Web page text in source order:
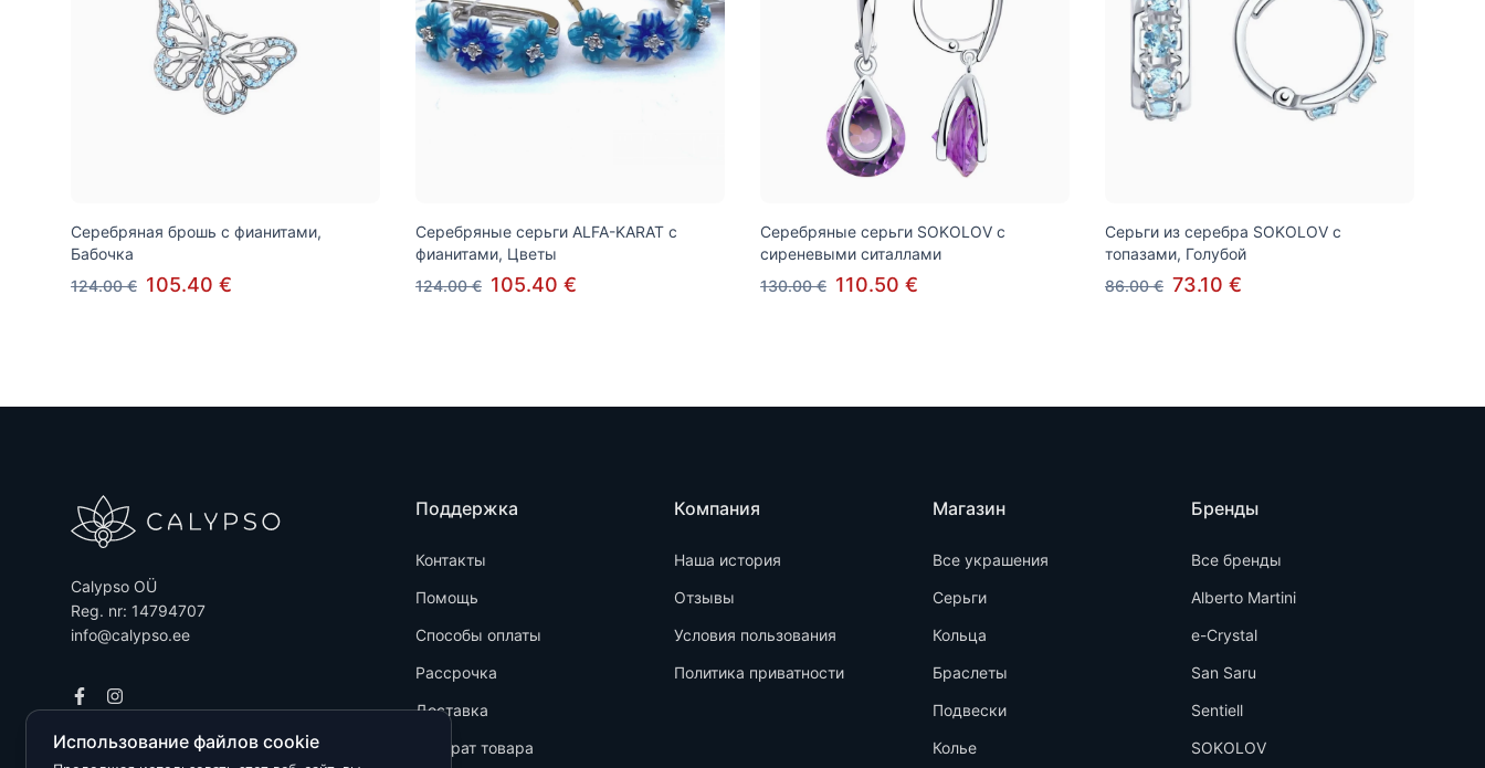
Серебряная брошь с фианитами,
Бабочка
124.00 € 105.40 €
Серебряные серьги ALFA-KARAT с
фианитами, Цветы
124.00 € 105.40 €
Cеребряные серьги SOKOLOV с
сиреневыми ситаллами
130.00 € 110.50 €
Серьги из серебра SOKOLOV с
топазами, Голубой
86.00 € 73.10 €
Calypso OÜ
Reg. nr: 14794707
info@calypso.ee
Поддержка
Контакты
Помощь
Способы оплаты
Рассрочка
Доставка
Возврат товара
Компания
Наша история
Отзывы
Условия пользования
Политика приватности
Магазин
Все украшения
Серьги
Кольца
Браслеты
Подвески
Колье
Бренды
Все бренды
Alberto Martini
e-Crystal
San Saru
Sentiell
SOKOLOV
Использование файлов cookie